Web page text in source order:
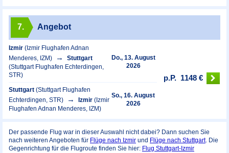
7. Angebot
Izmir (Izmir Flughafen Adnan
Menderes, IZM)
Stuttgart
(Stuttgart Flughafen Echterdingen,
STR)
Do., 13. August
2026
Stuttgart (Stuttgart Flughafen
Echterdingen, STR)
Izmir (Izmir
Flughafen Adnan Menderes, IZM)
So., 16. August
2026
p.P. 1148 €
Der passende Flug war in dieser Auswahl nicht dabei? Dann suchen Sie
nach weiteren Angeboten für Flüge nach Izmir und Flüge nach Stuttgart. Die
Gegenrichtung für die Flugroute finden Sie hier: Flug Stuttgart-Izmir